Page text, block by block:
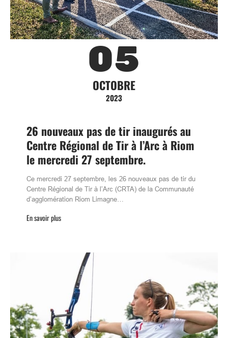
05
OCTOBRE
2023
26 nouveaux pas de tir inaugurés au
Centre Régional de Tir à l’Arc à Riom
le mercredi 27 septembre.
Ce mercredi 27 septembre, les 26 nouveaux pas de tir du
Centre Régional de Tir à l’Arc (CRTA) de la Communauté
d’agglomération Riom Limagne…
En savoir plus